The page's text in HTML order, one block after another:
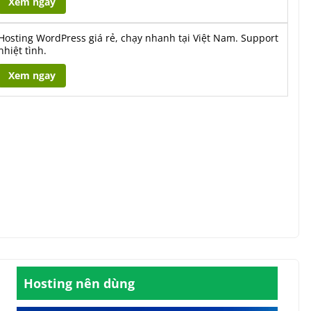
WordPress giá rẻ, chạy nhanh tại Việt Nam. Support
tình.
Xem ngay
Hosting nên dùng